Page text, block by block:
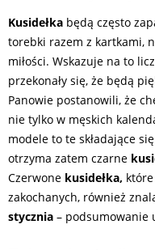
Kusidełka będą często
torebki razem z kartkami,
miłości. Wskazuje na to
przekonały się, że będą
Panowie postanowili, że
nie tylko w męskich
modele to te składające
otrzyma zatem czarne
Czerwone kusidełka,
zakochanych, również
stycznia – podsumowanie